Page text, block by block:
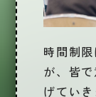
時間制
が、皆
げていき